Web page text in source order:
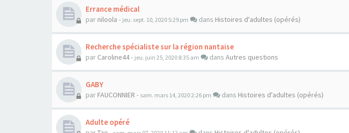
Errance médical
par niloola - jeu. sept. 10, 2020 5:29 pm dans Histoires d'adultes (opérés)
Recherche spécialiste sur la région nantaise
par Caroline44- jeu. juin 25, 2020 8:35 am dans Autres questions
GABY
par FAUCONNIER - sam. mars 14, 2020 2:26 pm dans Histoires d'adultes (opérés)
Adulte opéré